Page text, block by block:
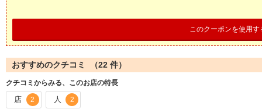
このクーポンを使用す
おすすめのクチコミ （22 件）
クチコミからみる、このお店の特長
店 2 人 2